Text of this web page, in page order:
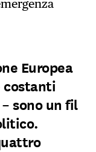
Europea
costanti
sono un fil